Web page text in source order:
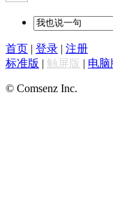
首页 | 登录 | 注册
标准版 | 触屏版 | 电脑
© Comsenz Inc.